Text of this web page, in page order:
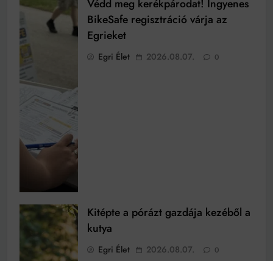
Védd meg kerékpárodat! Ingyenes
BikeSafe regisztráció várja az
Egrieket
Egri Élet 2026.08.07. 0
Kitépte a pórázt gazdája kezéből a
kutya
Egri Élet 2026.08.07. 0